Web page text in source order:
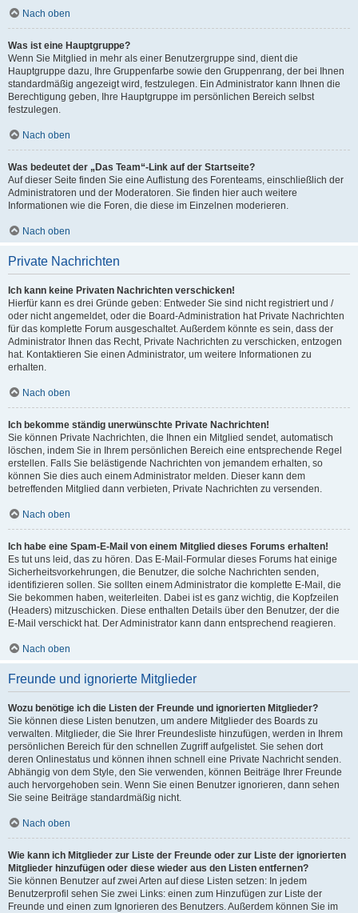
Nach oben
Was ist eine Hauptgruppe?
Wenn Sie Mitglied in mehr als einer Benutzergruppe sind, dient die
Hauptgruppe dazu, Ihre Gruppenfarbe sowie den Gruppenrang, der bei Ihnen
standardmäßig angezeigt wird, festzulegen. Ein Administrator kann Ihnen die
Berechtigung geben, Ihre Hauptgruppe im persönlichen Bereich selbst
festzulegen.
Nach oben
Was bedeutet der „Das Team“-Link auf der Startseite?
Auf dieser Seite finden Sie eine Auflistung des Forenteams, einschließlich der
Administratoren und der Moderatoren. Sie finden hier auch weitere
Informationen wie die Foren, die diese im Einzelnen moderieren.
Nach oben
Private Nachrichten
Ich kann keine Privaten Nachrichten verschicken!
Hierfür kann es drei Gründe geben: Entweder Sie sind nicht registriert und /
oder nicht angemeldet, oder die Board-Administration hat Private Nachrichten
für das komplette Forum ausgeschaltet. Außerdem könnte es sein, dass der
Administrator Ihnen das Recht, Private Nachrichten zu verschicken, entzogen
hat. Kontaktieren Sie einen Administrator, um weitere Informationen zu
erhalten.
Nach oben
Ich bekomme ständig unerwünschte Private Nachrichten!
Sie können Private Nachrichten, die Ihnen ein Mitglied sendet, automatisch
löschen, indem Sie in Ihrem persönlichen Bereich eine entsprechende Regel
erstellen. Falls Sie belästigende Nachrichten von jemandem erhalten, so
können Sie dies auch einem Administrator melden. Dieser kann dem
betreffenden Mitglied dann verbieten, Private Nachrichten zu versenden.
Nach oben
Ich habe eine Spam-E-Mail von einem Mitglied dieses Forums erhalten!
Es tut uns leid, das zu hören. Das E-Mail-Formular dieses Forums hat einige
Sicherheitsvorkehrungen, die Benutzer, die solche Nachrichten senden,
identifizieren sollen. Sie sollten einem Administrator die komplette E-Mail, die
Sie bekommen haben, weiterleiten. Dabei ist es ganz wichtig, die Kopfzeilen
(Headers) mitzuschicken. Diese enthalten Details über den Benutzer, der die
E-Mail verschickt hat. Der Administrator kann dann entsprechend reagieren.
Nach oben
Freunde und ignorierte Mitglieder
Wozu benötige ich die Listen der Freunde und ignorierten Mitglieder?
Sie können diese Listen benutzen, um andere Mitglieder des Boards zu
verwalten. Mitglieder, die Sie Ihrer Freundesliste hinzufügen, werden in Ihrem
persönlichen Bereich für den schnellen Zugriff aufgelistet. Sie sehen dort
deren Onlinestatus und können ihnen schnell eine Private Nachricht senden.
Abhängig von dem Style, den Sie verwenden, können Beiträge Ihrer Freunde
auch hervorgehoben sein. Wenn Sie einen Benutzer ignorieren, dann sehen
Sie seine Beiträge standardmäßig nicht.
Nach oben
Wie kann ich Mitglieder zur Liste der Freunde oder zur Liste der ignorierten
Mitglieder hinzufügen oder diese wieder aus den Listen entfernen?
Sie können Benutzer auf zwei Arten auf diese Listen setzen: In jedem
Benutzerprofil sehen Sie zwei Links: einen zum Hinzufügen zur Liste der
Freunde und einen zum Ignorieren des Benutzers. Außerdem können Sie im